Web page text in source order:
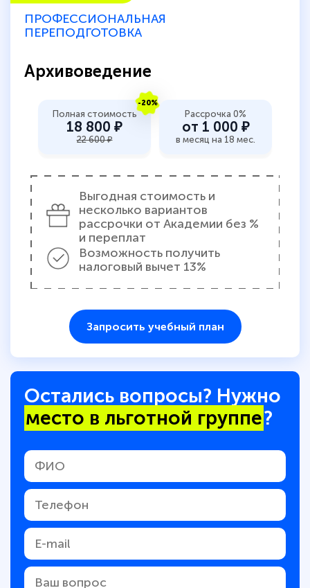
ПРОФЕССИОНАЛЬНАЯ
ПЕРЕПОДГОТОВКА
Архивоведение
-20%
Полная стоимость
18 800 ₽
22 600 ₽
Рассрочка 0%
от 1 000 ₽
в месяц на 18 мес.
Выгодная стоимость и
несколько вариантов
рассрочки от Академии без %
и переплат
Возможность получить
налоговый вычет 13%
Запросить учебный план
Остались вопросы? Нужно
место в льготной группе?